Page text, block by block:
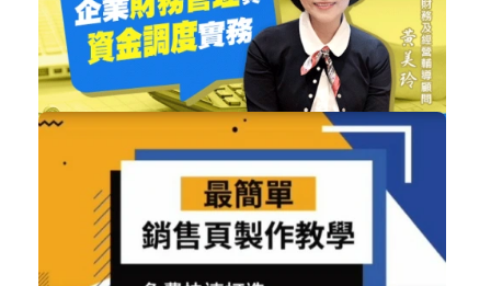
購買後有效期限：課程下架時
2857
NT$2,280
企業財務管理與資金調度實務
企業經營 加入購物車
購買後有效期限：2028-08-08
2855